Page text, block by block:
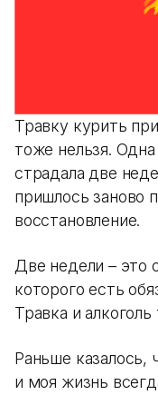
Травку курить
тоже нельзя.
страдала две
пришлось заново
восстановление.
Две недели – это
которого есть
Травка и алкоголь
Раньше казалось,
и моя жизнь